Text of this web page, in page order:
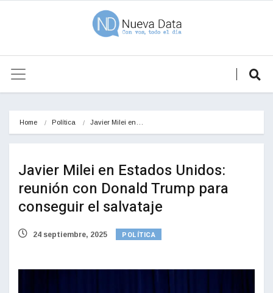
Home Política Javier Milei en…
Javier Milei en Estados Unidos:
reunión con Donald Trump para
conseguir el salvataje
24 septiembre, 2025 POLÍTICA